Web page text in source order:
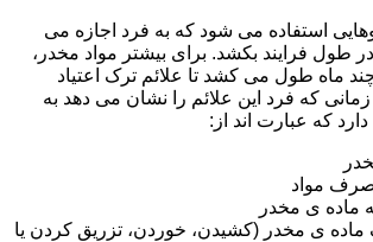
استفاده می شود که به فرد اجازه می
طول فرایند بکشد. برای بیشتر مواد مخدر،
ماه طول می کشد تا علائم ترک اعتیاد
که فرد این علائم را نشان می دهد به
که عبارت اند از:
مواد
ماده ی مخدر
ی مخدر (کشیدن، خوردن، تزریق کردن یا